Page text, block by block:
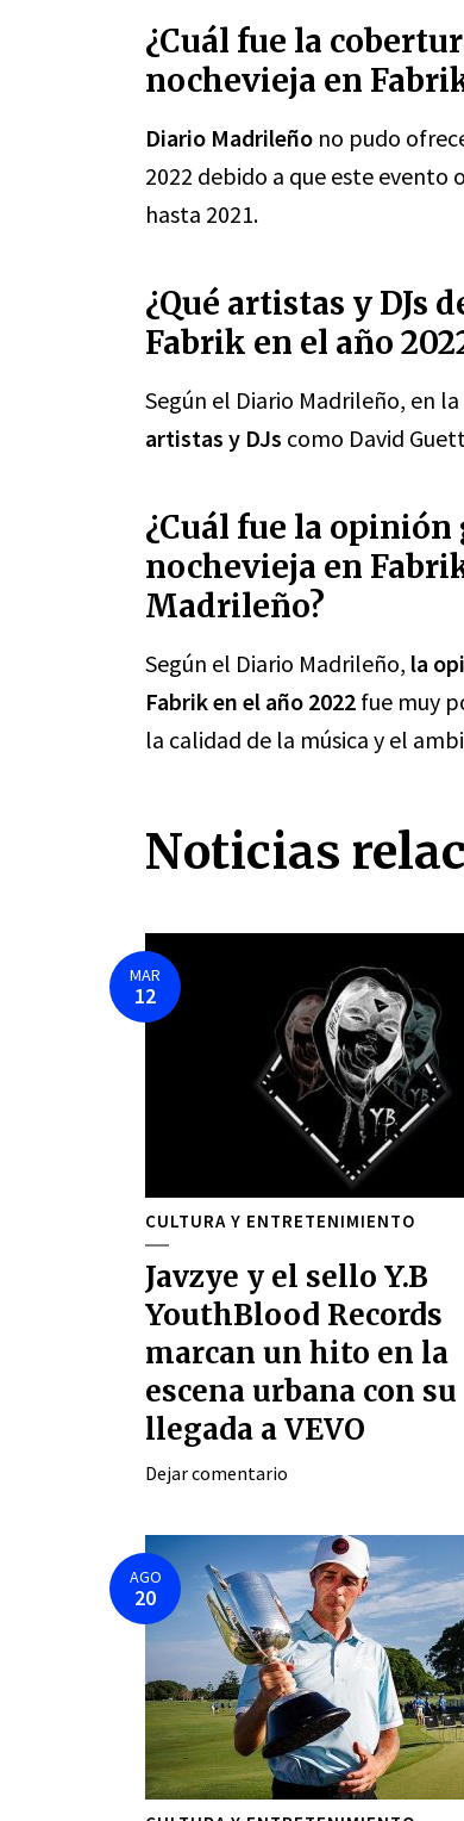
¿Cuál fue la
nochevieja en
Diario Madrileño no pudo
2022 debido a que este evento
hasta 2021.
¿Qué artistas y DJs
Fabrik en el año
Según el Diario Madrileño, en
artistas y DJs como David
¿Cuál fue la opinión
nochevieja en
Madrileño?
Según el Diario Madrileño, la
Fabrik en el año 2022 fue muy
la calidad de la música y el
Noticias
MAR
12
CULTURA Y ENTRETENIMIENTO
Javzye y el sello Y.B
YouthBlood Records
marcan un hito en la
escena urbana con su
llegada a VEVO
Dejar comentario
AGO
20